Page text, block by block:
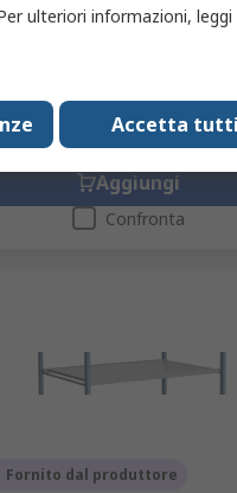
per 1 unità
Aggiungi
Confronta
Fornito dal produttore
ulteriori informazioni, leggi
Accetta tutti